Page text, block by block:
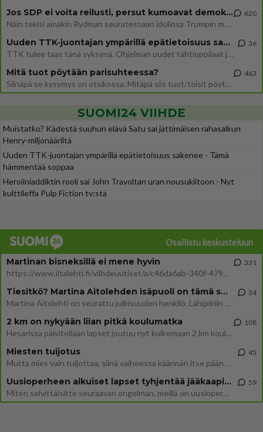
Jos SDP ei voita reilusti, persut kumoavat demokratian Suomesta
Näin tekisi ainakin Rydman seuratessaan idolinsa Trumpin mallia https://www.is.fi/politiikka/art-2000012187244.html
620
Uuden TTK-juontajan ympärillä epätietoisuus sakenee - Nyt MTV hämmentää soppaa
TTK tulee taas tänä syksynä. Ohjelman uudet tähtioppilaat julkistetaan torstaina 6. elokuuta klo 14 alkavassa lehdistö
36
Mitä tuot pöytään parisuhteessa?
Siinäpä se kysymys on otsikossa. Mitäpä siis tuot/toisit pöytään parisuhteessa? Oletko mies vai nainen? Koetko sen mitä
463
SUOMI24 VIIHDE
Muistatko? Kädestä suuhun elävä Satu sai jättimäisen rahasalkun
Henry-miljonääriltä
Uuden TTK-juontajan ympärillä epätietoisuus sakenee - Tämä
hämmentää soppaa
Heroiiniaddiktin rooli sai John Travoltan uran nousukiitoon - Nyt
kulttileffa Pulp Fiction tv:stä
Osallistu keskusteluun
Martinan bisneksillä ei mene hyvin
https://www.iltalehti.fi/viihdeuutiset/a/c46da6ab-340f-4790-aaa7-0865eed2336 Yrityksen konkurssihakemus on tullut kärä
331
Tiesitkö? Martina Aitolehden isäpuoli on tämä suosittu laulaja
Martina Aitolehti on seurattu julkisuuden henkilö. Lähipiiriin mahtuu muitakin tunnettuja henkilöitä. Tiesitkö, että Ma
34
2 km on nykyään liian pitkä koulumatka
Hesarissa päivitellään lapset joutuu nyt kulkemaan 2 km kouluun jösses. Ruostefillarilla tuo matka menee vaikka miten äk
108
Miesten tuijotus
Mutta mies vain tuijottaa, siinä vaiheessa käännän itse pään pois. Mikä juttu? Yleensä jos joku tuijottaa tai katsoo, hä
45
Uusioperheen aikuiset lapset tyhjentää jääkaapin käydessään
Miten selvittäisitte seuraavan ongelman, meillä on uusioperhe, minulla teini-ikäiset lapset ja puolisolla aikuiset, jotk
59